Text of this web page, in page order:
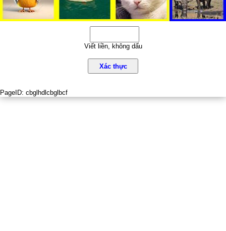
Viết liền, không dấu
Xác thực
PageID: cbglhdlcbglbcf